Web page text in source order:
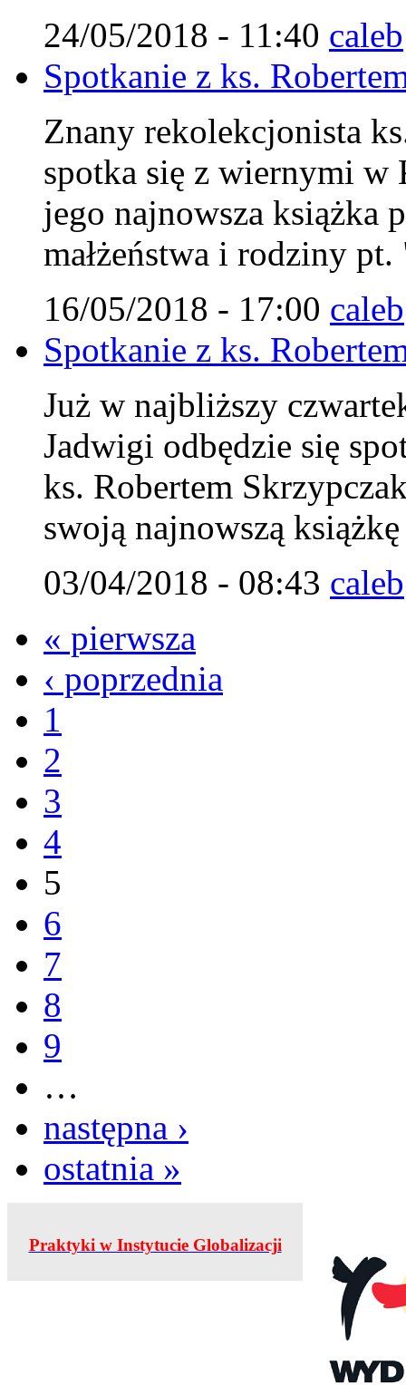
24/05/2018 - 11:40 caleb
Spotkanie z ks.
Znany rekolekcjonista
spotka się z wiernymi w
jego najnowsza książka
małżeństwa i rodziny
16/05/2018 - 17:00 caleb
Spotkanie z ks.
Już w najbliższy
Jadwigi odbędzie się
ks. Robertem
swoją najnowszą
03/04/2018 - 08:43 caleb
« pierwsza
‹ poprzednia
1
2
3
4
5
6
7
8
9
…
następna ›
ostatnia »
Praktyki w Instytucie Globalizacji